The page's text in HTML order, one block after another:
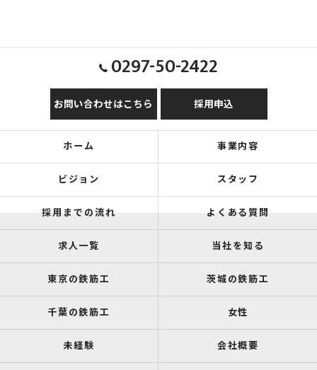
0297-50-2422
お問い合わせはこちら 採用申込
ホーム 事業内容
ビジョン スタッフ
採用までの流れ よくある質問
求人一覧 当社を知る
東京の鉄筋工 茨城の鉄筋工
千葉の鉄筋工 女性
未経験 会社概要